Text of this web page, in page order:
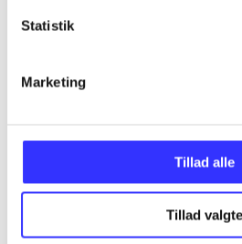
Statistik
Marketing
Tillad alle
Tillad valgte